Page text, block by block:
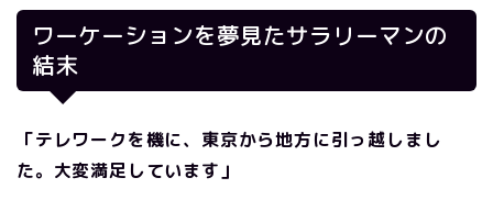
ワーケーションを夢見たサラリーマンの
結末
「テレワークを機に、東京から地方に引っ越しまし
た。大変満足しています」